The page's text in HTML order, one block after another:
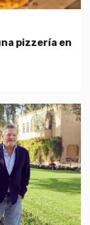
pizzería en